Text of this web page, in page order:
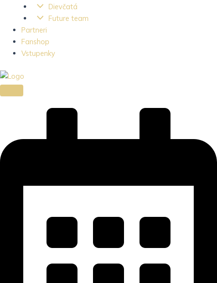
Dievčatá
Future team
Partneri
Fanshop
Vstupenky